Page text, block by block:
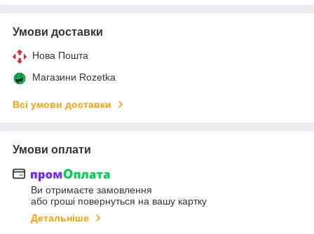
Умови доставки
Нова Пошта
Магазини Rozetka
Всі умови доставки
Умови оплати
Ви отримаєте замовлення
або гроші повернуться на вашу картку
Детальніше